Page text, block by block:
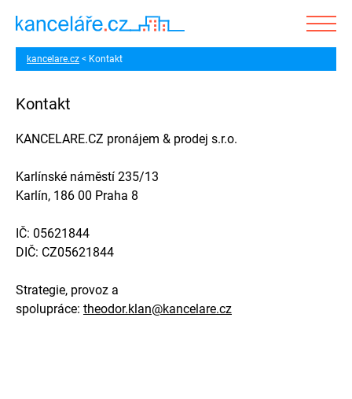
kancelare.cz Kontakt
Kontakt
KANCELARE.CZ pronájem & prodej s.r.o.
Karlínské náměstí 235/13
Karlín, 186 00 Praha 8
IČ: 05621844
DIČ: CZ05621844
Strategie, provoz a
spolupráce: theodor.klan@kancelare.cz